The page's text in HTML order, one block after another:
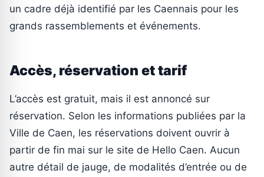
un cadre déjà identifié par les Caennais pour les
grands rassemblements et événements.
Accès, réservation et tarif
L’accès est gratuit, mais il est annoncé sur
réservation. Selon les informations publiées par la
Ville de Caen, les réservations doivent ouvrir à
partir de fin mai sur le site de Hello Caen. Aucun
autre détail de jauge, de modalités d’entrée ou de